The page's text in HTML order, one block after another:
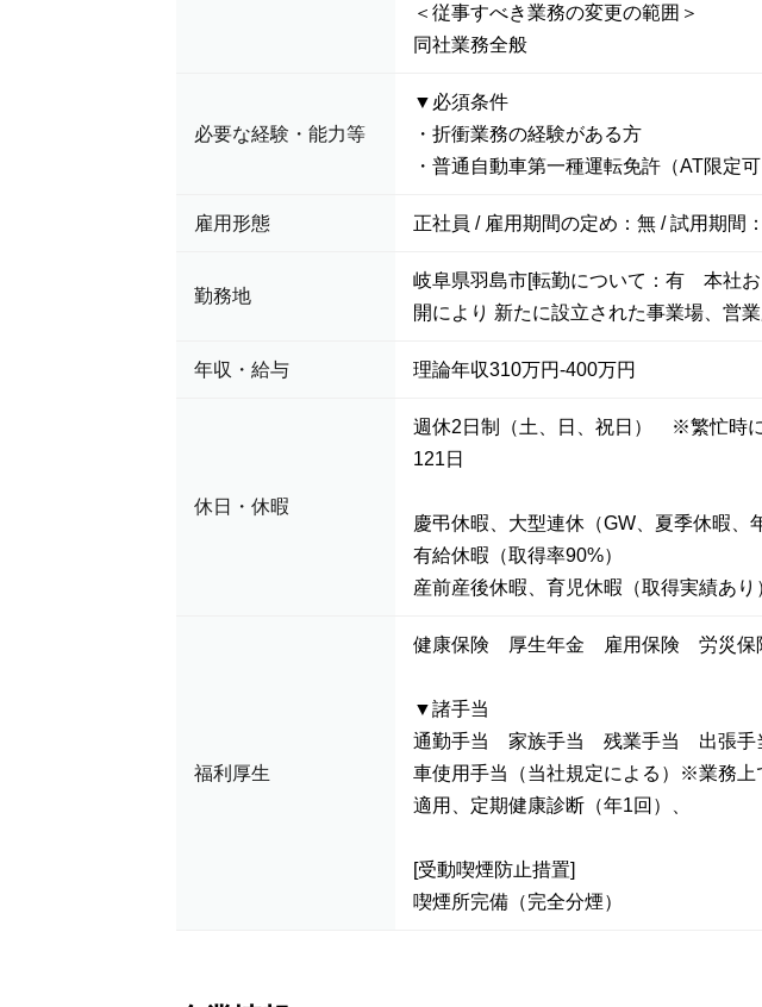
＜従事すべき業務の変更の範囲＞
同社業務全般
必要な経験・能力等
▼必須条件
・折衝業務の経験がある方
・普通自動車第一種運転免許（AT限定可
雇用形態 正社員 / 雇用期間の定め：無 / 試用期間
勤務地
岐阜県羽島市[転勤について：有 本社
開により 新たに設立された事業場、営業
年収・給与 理論年収310万円-400万円
休日・休暇
週休2日制（土、日、祝日） ※繁忙時
121日
慶弔休暇、大型連休（GW、夏季休暇、
有給休暇（取得率90%）
産前産後休暇、育児休暇（取得実績あり
福利厚生
健康保険 厚生年金 雇用保険 労災保
▼諸手当
通勤手当 家族手当 残業手当 出張手
車使用手当（当社規定による）※業務上
適用、定期健康診断（年1回）、
[受動喫煙防止措置]
喫煙所完備（完全分煙）